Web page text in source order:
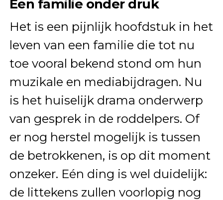
Een familie onder druk
Het is een pijnlijk hoofdstuk in het
leven van een familie die tot nu
toe vooral bekend stond om hun
muzikale en mediabijdragen. Nu
is het huiselijk drama onderwerp
van gesprek in de roddelpers. Of
er nog herstel mogelijk is tussen
de betrokkenen, is op dit moment
onzeker. Eén ding is wel duidelijk:
de littekens zullen voorlopig nog